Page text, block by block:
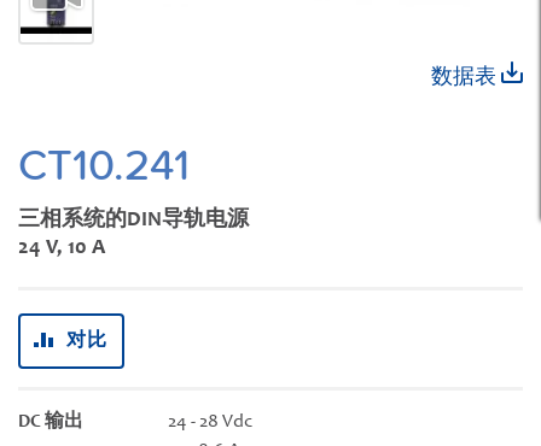
CT10.241
三相系统的DIN导轨电源
24 V, 10 A
数据表
对比
DC 输出
24 - 28 Vdc
图
像
库
开